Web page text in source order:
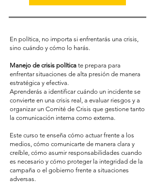
En política, no importa si enfrentarás una crisis,
sino cuándo y cómo lo harás.
Manejo de crisis política te prepara para
enfrentar situaciones de alta presión de manera
estratégica y efectiva.
Aprenderás a identificar cuándo un incidente se
convierte en una crisis real, a evaluar riesgos y a
organizar un Comité de Crisis que gestione tanto
la comunicación interna como externa.
Este curso te enseña cómo actuar frente a los
medios, cómo comunicarte de manera clara y
creíble, cómo asumir responsabilidades cuando
es necesario y cómo proteger la integridad de la
campaña o el gobierno frente a situaciones
adversas.